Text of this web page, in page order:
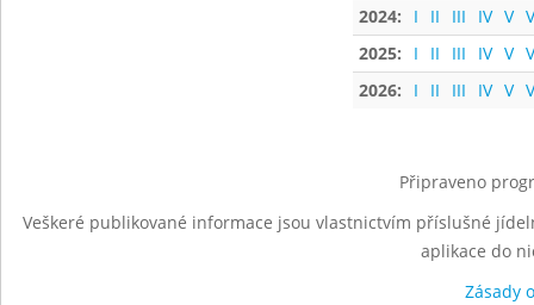
2024:
I II III IV V
2025:
I II III IV V
2026:
I II III IV V
Připraveno
Veškeré publikované informace jsou vlastnictvím příslušné
aplikace do
Zásady